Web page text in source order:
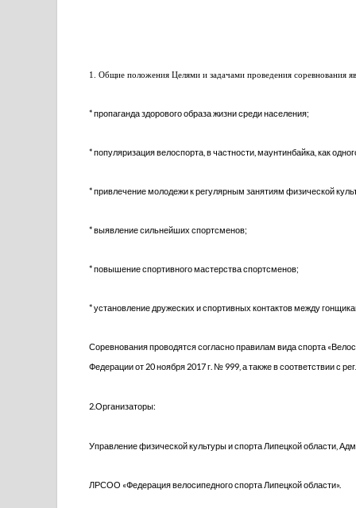
1. Общие положения Целями и задачами проведения соревнования
* пропаганда здорового образа жизни среди населения;
* популяризация велоспорта, в частности, маунтинбайка, как
* привлечение молодежи к регулярным занятиям физической
* выявление сильнейших спортсменов;
* повышение спортивного мастерства спортсменов;
* установление дружеских и спортивных контактов между
Соревнования проводятся согласно правилам вида спорта
Федерации от 20 ноября 2017 г. № 999, а также в соответствии с
2.Организаторы:
Управление физической культуры и спорта Липецкой области,
ЛРСОО «Федерация велосипедного спорта Липецкой области».